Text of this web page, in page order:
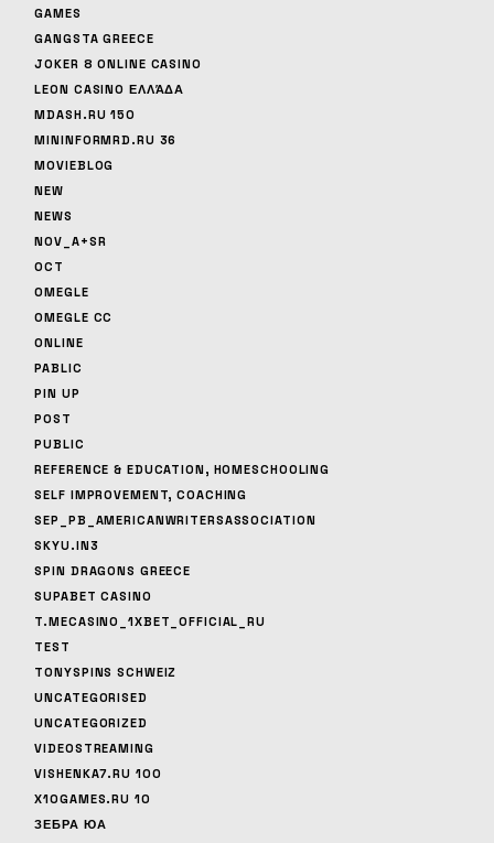
GAMES
GANGSTA GREECE
JOKER 8 ONLINE CASINO
LEON CASINO ΕΛΛΆΔΑ
MDASH.RU 150
MININFORMRD.RU 36
MOVIEBLOG
NEW
NEWS
NOV_A+SR
OCT
OMEGLE
OMEGLE CC
ONLINE
PABLIC
PIN UP
POST
PUBLIC
REFERENCE & EDUCATION, HOMESCHOOLING
SELF IMPROVEMENT, COACHING
SEP_PB_AMERICANWRITERSASSOCIATION
SKYU.IN3
SPIN DRAGONS GREECE
SUPABET CASINO
T.MECASINO_1XBET_OFFICIAL_RU
TEST
TONYSPINS SCHWEIZ
UNCATEGORISED
UNCATEGORIZED
VIDEOSTREAMING
VISHENKA7.RU 100
X10GAMES.RU 10
ЗЕБРА ЮА